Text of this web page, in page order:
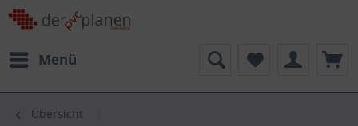
Menü
Übersicht